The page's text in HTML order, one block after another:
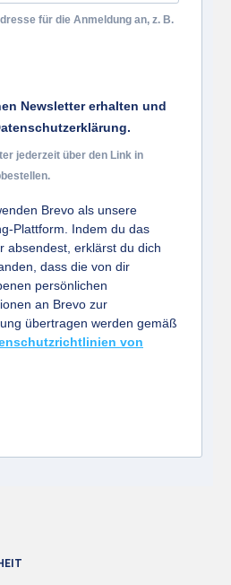
für die Anmeldung an, z. B.
Newsletter erhalten und
jederzeit über den Link in
Brevo als unsere
Plattform. Indem du das
absendest, erklärst du dich
dass die von dir
persönlichen
an Brevo zur
übertragen werden gemäß
von